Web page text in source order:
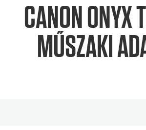
CANON ONYX
MŰSZAKI